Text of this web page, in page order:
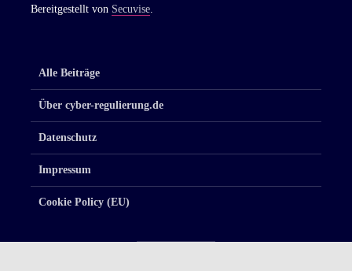
Bereitgestellt von Secuvise.
Alle Beiträge
Über cyber-regulierung.de
Datenschutz
Impressum
Cookie Policy (EU)